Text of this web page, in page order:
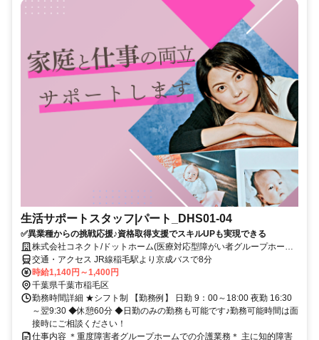
生活サポートスタッフ|パート_DHS01-04
✅異業種からの挑戦応援♪資格取得支援でスキルUPも実現できる
株式会社コネクト/ドットホーム(医療対応型障がい者グループホーム)
園生
交通・アクセス JR線稲毛駅より京成バスで8分
時給1,140円～1,400円
千葉県千葉市稲毛区
勤務時間詳細 ★シフト制 【勤務例】 日勤 9：00～18:00 夜勤 16:30
～翌9:30 ◆休憩60分 ◆日勤のみの勤務も可能です♪勤務可能時間は面
接時にご相談ください！
仕事内容 ＊重度障害者グループホームでの介護業務＊ 主に知的障害